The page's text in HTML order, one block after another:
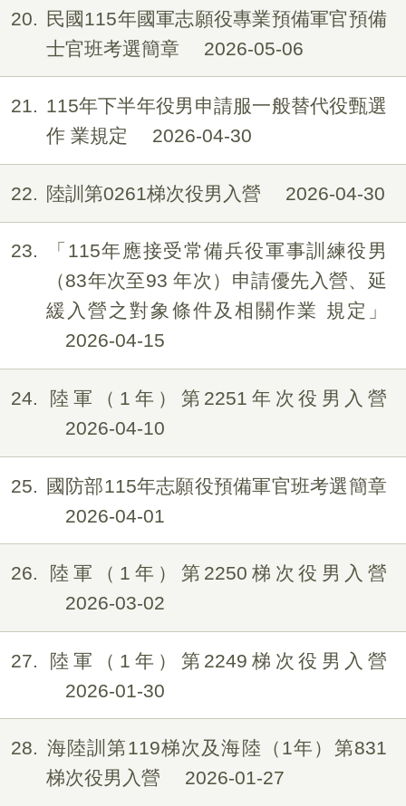
20
民國115年國軍志願役專業預備軍官預備
士官班考選簡章
2026-05-06
21
115年下半年役男申請服一般替代役甄選
作 業規定
2026-04-30
22 陸訓第0261梯次役男入營 2026-04-30
23
「115年應接受常備兵役軍事訓練役男
（83年次至93 年次）申請優先入營、延
緩入營之對象條件及相關作業 規定」
2026-04-15
24
陸軍（1年）第2251年次役男入營
2026-04-10
25
國防部115年志願役預備軍官班考選簡章
2026-04-01
26
陸軍（1年）第2250梯次役男入營
2026-03-02
27
陸軍（1年）第2249梯次役男入營
2026-01-30
28
海陸訓第119梯次及海陸（1年）第831
梯次役男入營
2026-01-27